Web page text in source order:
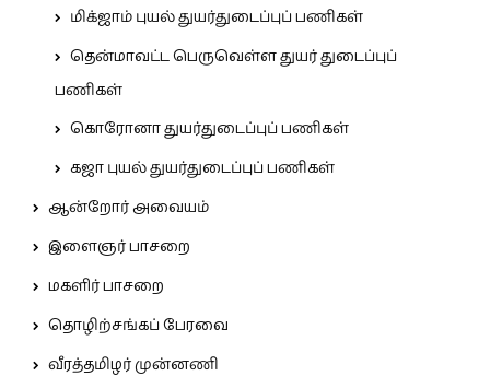
மிக்ஜாம் புயல் துயர்துடைப்புப் பணிகள்
தென்மாவட்ட பெருவெள்ள துயர் துடைப்புப்
பணிகள்
கொரோனா துயர்துடைப்புப் பணிகள்
கஜா புயல் துயர்துடைப்புப் பணிகள்
ஆன்றோர் அவையம்
இளைஞர் பாசறை
மகளிர் பாசறை
தொழிற்சங்கப் பேரவை
வீரத்தமிழர் முன்னணி